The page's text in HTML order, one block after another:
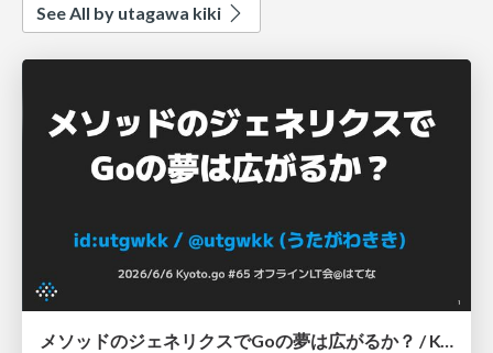
See All by utagawa kiki
メソッドのジェネリクスでGoの夢は広がるか？ / Kyoto.go #65